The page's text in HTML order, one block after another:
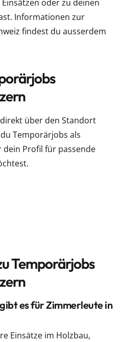
oder zu deinen
Informationen zur
findest du ausserdem
über den Standort
Temporärjobs als
Profil für passende
Temporärjobs
es für Zimmerleute in
Einsätze im Holzbau,